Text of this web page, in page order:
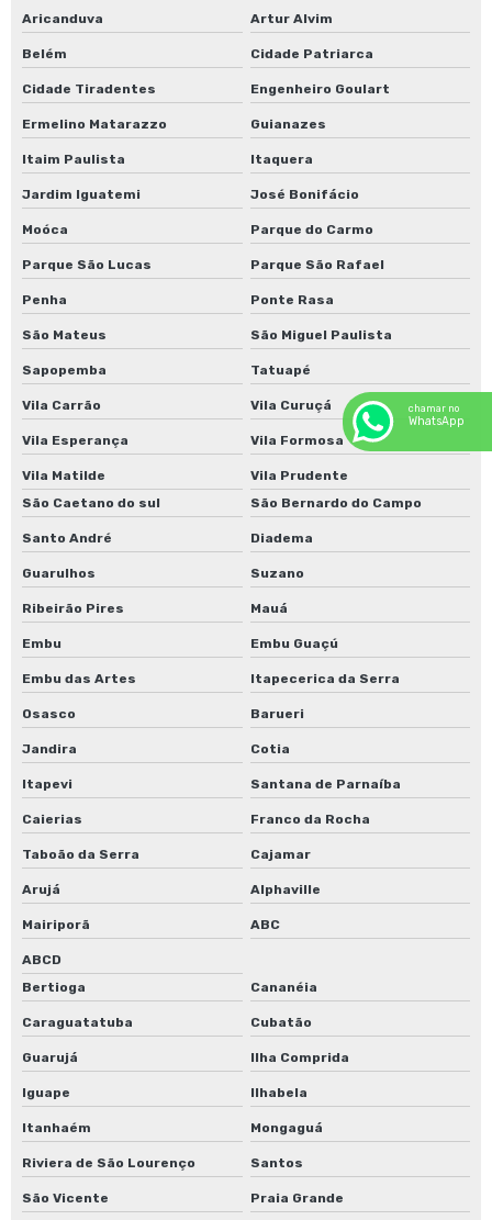
Aricanduva Artur Alvim
Belém Cidade Patriarca
Cidade Tiradentes Engenheiro Goulart
Ermelino Matarazzo Guianazes
Itaim Paulista Itaquera
Jardim Iguatemi José Bonifácio
Moóca Parque do Carmo
Parque São Lucas Parque São Rafael
Penha Ponte Rasa
São Mateus São Miguel Paulista
Sapopemba Tatuapé
Vila Carrão Vila Curuçá
Vila Esperança Vila Formosa
Vila Matilde
Vila Prudente
São Caetano do sul
São Bernardo do Campo
Santo André Diadema
Guarulhos Suzano
Ribeirão Pires Mauá
Embu Embu Guaçú
Embu das Artes Itapecerica da Serra
Osasco Barueri
Jandira Cotia
Itapevi Santana de Parnaíba
Caierias Franco da Rocha
Taboão da Serra Cajamar
Arujá Alphaville
Mairiporã ABC
ABCD
Bertioga
Cananéia
Caraguatatuba Cubatão
Guarujá Ilha Comprida
Iguape Ilhabela
Itanhaém Mongaguá
Riviera de São Lourenço Santos
São Vicente Praia Grande
chamar no
WhatsApp